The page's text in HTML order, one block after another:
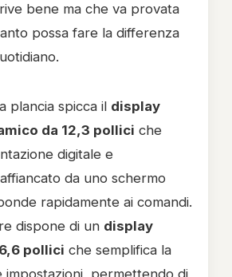
bene ma che va provata
possa fare la differenza
plancia spicca il display
da 12,3 pollici che
digitale e
da uno schermo
rapidamente ai comandi.
dispone di un display
pollici che semplifica la
impostazioni, permettendo di